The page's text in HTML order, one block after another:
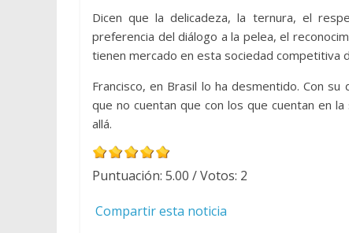
Dicen que la delicadeza, la ternura, el
preferencia del diálogo a la pelea, el
tienen mercado en esta sociedad competitiva
Francisco, en Brasil lo ha desmentido. Con
que no cuentan que con los que cuentan en
allá.
Puntuación: 5.00 / Votos: 2
Compartir esta noticia